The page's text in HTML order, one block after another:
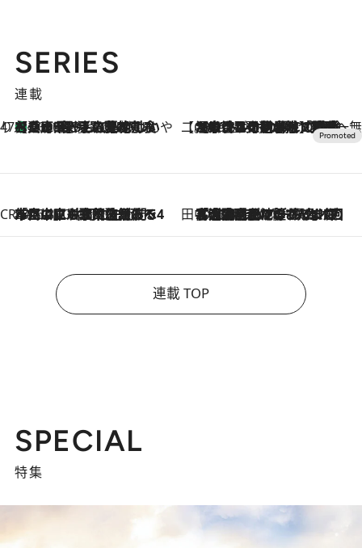
SERIES
連載
47都道府県の手みやげ ひんやりスイーツで夏を満喫
2026.8.8
【兵庫県】この夏絶対食べたい 冷やしておいしいおやつ3選 淡路島の恵みをジェラートに集約 【CREA×星野リゾート】唯一無二。癒しと発見が待つ場所へ
2026.8.7
【トンボの足水浴】ヒノキの香りに包まれて涼感マックス！約13℃の湧水かけ流しを避暑地「星野温泉 トンボの湯」で体験
CREA'S CHOICE
2026.8.7
「立川にも歌舞伎があるんだよ」 片岡仁左衛門・市川中車ら豪華座組みで4年目の立川立飛歌舞伎へ 田中稲の勝手に再ブーム
2026.8.7
「湘南乃風に憧れて」観客大盛上がりの“タオル回し”に、ラッパー顔負けの高速歌唱まで…さだまさし（74）のアグレッシブすぎる現在地
連載 TOP
SPECIAL
特集